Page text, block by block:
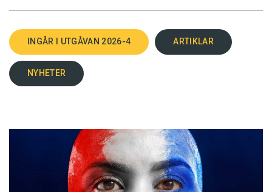
INGÅR I UTGÅVAN 2026-4 ARTIKLAR
NYHETER